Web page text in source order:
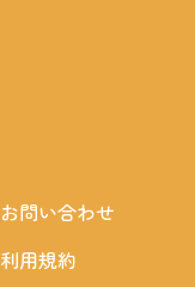
お問い合わせ
利用規約